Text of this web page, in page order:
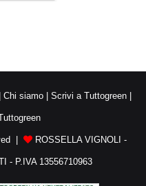
Chi siamo| Scrivi a Tuttogreen|
| ROSSELLA VIGNOLI -
- P.IVA 13556710963